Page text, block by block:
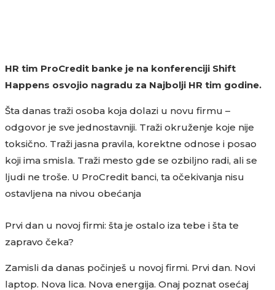
HR tim ProCredit banke je na konferenciji Shift
Happens osvojio nagradu za Najbolji HR tim godine.
Šta danas traži osoba koja dolazi u novu firmu –
odgovor je sve jednostavniji. Traži okruženje koje nije
toksično. Traži jasna pravila, korektne odnose i posao
koji ima smisla. Traži mesto gde se ozbiljno radi, ali se
ljudi ne troše. U ProCredit banci, ta očekivanja nisu
ostavljena na nivou obećanja
Prvi dan u novoj firmi: šta je ostalo iza tebe i šta te
zapravo čeka?
Zamisli da danas počinješ u novoj firmi. Prvi dan. Novi
laptop. Nova lica. Nova energija. Onaj poznat osećaj